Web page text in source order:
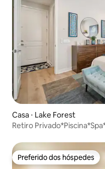
Casa ⋅ Lake Forest
Retiro
Preferido dos hóspedes
Preferido dos hóspedes